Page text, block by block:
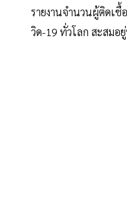
รายงานจำนวนผู้ติดเชื้
วิด-19 ทั่วโลก สะสมอ